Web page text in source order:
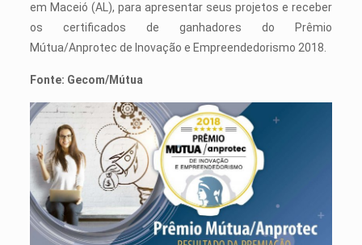
em Maceió (AL), para apresentar seus projetos e receber
os certificados de ganhadores do Prêmio
Mútua/Anprotec de Inovação e Empreendedorismo 2018.
Fonte: Gecom/Mútua